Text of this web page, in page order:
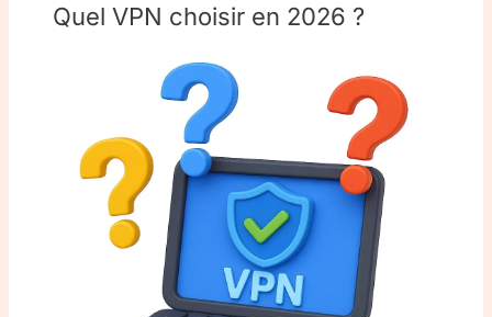
Quel VPN choisir en 2026 ?